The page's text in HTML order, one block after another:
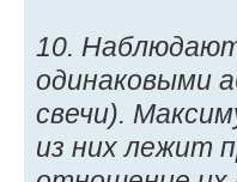
10.
одинаковыми
свечи).
из них лежит